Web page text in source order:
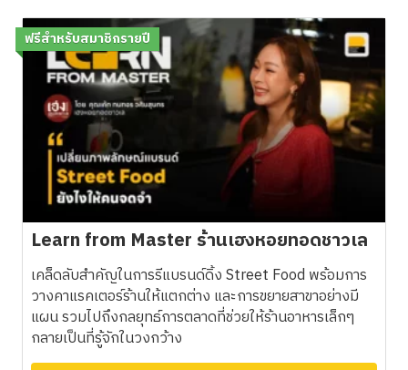
ฟรีสำหรับสมาชิกรายปี
Learn from Master ร้านเฮงหอยทอดชาวเล
เคล็ดลับสำคัญในการรีแบรนด์ดิ้ง Street Food พร้อมการ
วางคาแรคเตอร์ร้านให้แตกต่าง และการขยายสาขาอย่างมี
แผน รวมไปถึงกลยุทธ์การตลาดที่ช่วยให้ร้านอาหารเล็กๆ
กลายเป็นที่รู้จักในวงกว้าง